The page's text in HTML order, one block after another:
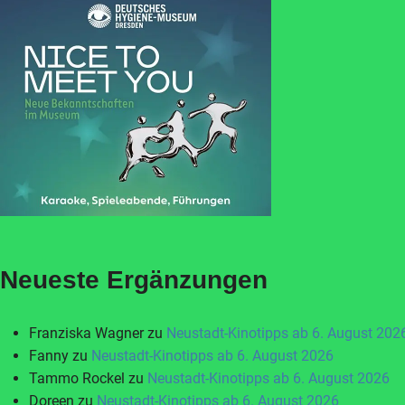
Neueste Ergänzungen
Franziska Wagnerzu Neustadt-Kinotipps ab 6. August
Fanny zu Neustadt-Kinotipps ab 6. August 2026
Tammo Rockel zu Neustadt-Kinotipps ab 6. August 2026
Doreen zu Neustadt-Kinotipps ab 6. August 2026